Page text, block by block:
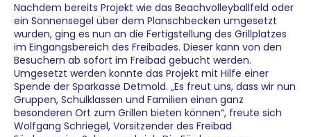
Nachdem bereits Projekt wie das Beachvolleyballfeld oder
ein Sonnensegel über dem Planschbecken umgesetzt
wurden, ging es nun an die Fertigstellung des Grillplatzes
im Eingangsbereich des Freibades. Dieser kann von den
Besuchern ab sofort im Freibad gebucht werden.
Umgesetzt werden konnte das Projekt mit Hilfe einer
Spende der Sparkasse Detmold. „Es freut uns, dass wir nun
Gruppen, Schulklassen und Familien einen ganz
besonderen Ort zum Grillen bieten können“, freute sich
Wolfgang Schriegel, Vorsitzender des Freibad